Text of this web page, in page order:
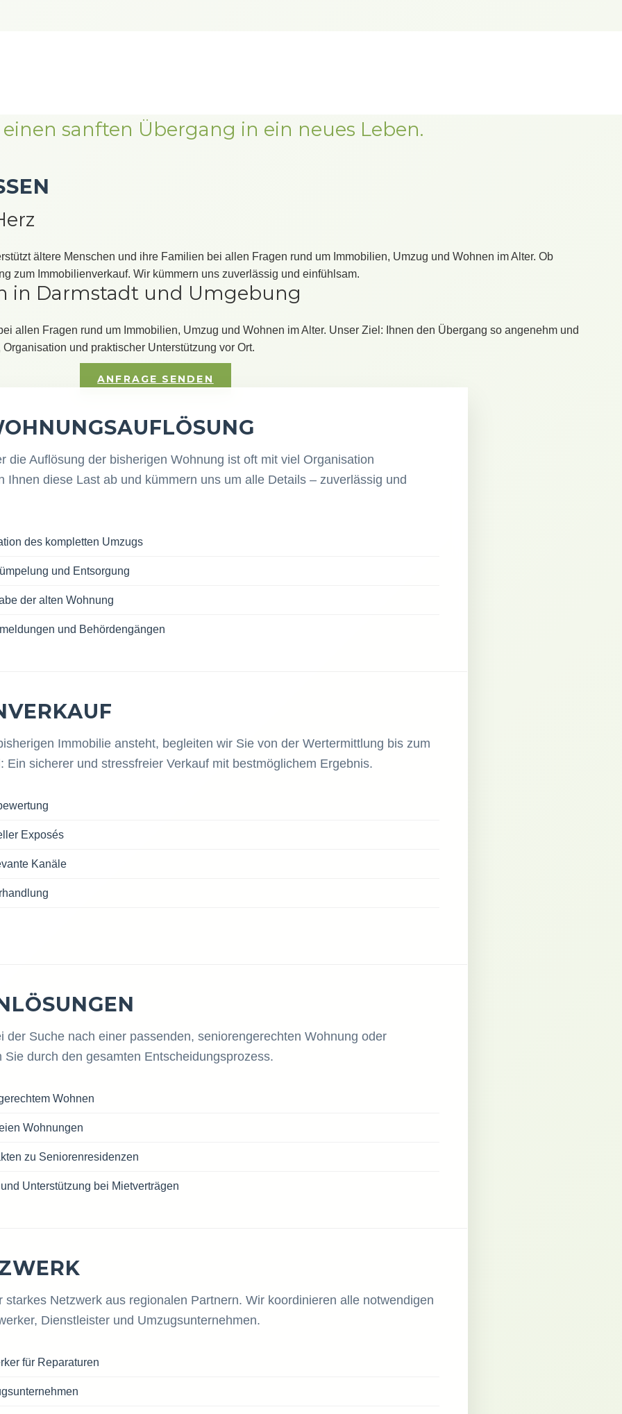
sanften Übergang in ein neues Leben.
ältere Menschen und ihre Familien bei allen Fragen rund um Immobilien, Umzug und Wohnen im Alter. Ob
zum Immobilienverkauf. Wir kümmern uns zuverlässig und einfühlsam.
in Darmstadt und Umgebung
allen Fragen rund um Immobilien, Umzug und Wohnen im Alter. Unser Ziel: Ihnen den Übergang so angenehm und
und praktischer Unterstützung vor Ort.
ANFRAGE SENDEN
die Auflösung der bisherigen Wohnung ist oft mit viel Organisation
Ihnen diese Last ab und kümmern uns um alle Details – zuverlässig und
des kompletten Umzugs
und Entsorgung
der alten Wohnung
und Behördengängen
Immobilie ansteht, begleiten wir Sie von der Wertermittlung bis zum
Ein sicherer und stressfreier Verkauf mit bestmöglichem Ergebnis.
Exposés
Kanäle
der Suche nach einer passenden, seniorengerechten Wohnung oder
Sie durch den gesamten Entscheidungsprozess.
Wohnen
Wohnungen
zu Seniorenresidenzen
Unterstützung bei Mietverträgen
starkes Netzwerk aus regionalen Partnern. Wir koordinieren alle notwendigen
Dienstleister und Umzugsunternehmen.
für Reparaturen